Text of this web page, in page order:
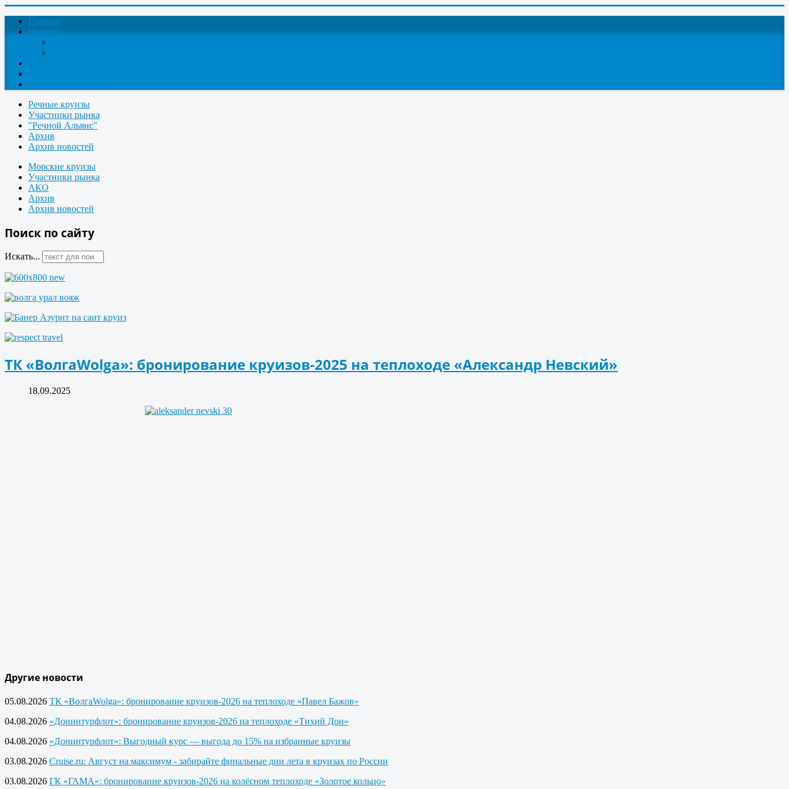
Главная
Новости
Речные круизы
Участники рынка
"Речной Альянс"
Архив
Архив новостей
Морские круизы
Участники рынка
АКО
Архив
Архив новостей
Поиск по сайту
Искать...
ТК «ВолгаWolga»: бронирование круизов-2025 на теплоходе «Александр Невский»
18.09.2025
Другие новости
05.08.2026 ТК «ВолгаWolga»: бронирование круизов-2026 на теплоходе «Павел Бажов»
04.08.2026 «Донинтурфлот»: бронирование круизов-2026 на теплоходе «Тихий Дон»
04.08.2026 «Донинтурфлот»: Выгодный курс — выгода до 15% на избранные круизы
03.08.2026 Cruise.ru: Август на максимум - забирайте финальные дни лета в круизах по России
03.08.2026 ГК «ГАМА»: бронирование круизов-2026 на колёсном теплоходе «Золотое кольцо»